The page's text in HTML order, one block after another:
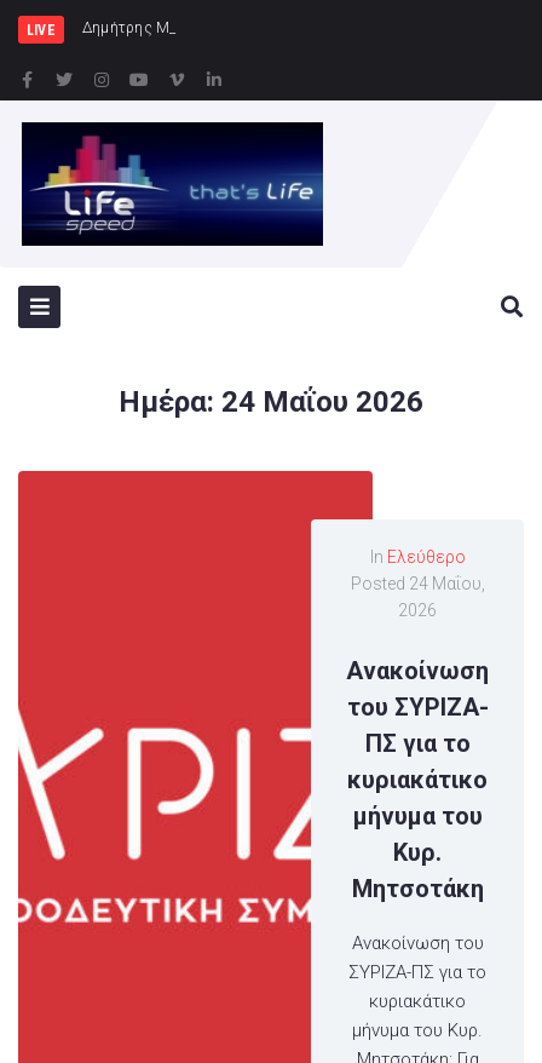
LIVE Δημήτρης Μελίδης: «Ο ΣΥΡΙΖΑ-ΠΣ είνα
Ημέρα: 24 Μαΐου 2026
In Ελεύθερο
Posted 24 Μαΐου,
2026
Ανακοίνωση
του ΣΥΡΙΖΑ-
ΠΣ για το
κυριακάτικο
μήνυμα του
Κυρ.
Μητσοτάκη
Ανακοίνωση του
ΣΥΡΙΖΑ-ΠΣ για το
κυριακάτικο
μήνυμα του Κυρ.